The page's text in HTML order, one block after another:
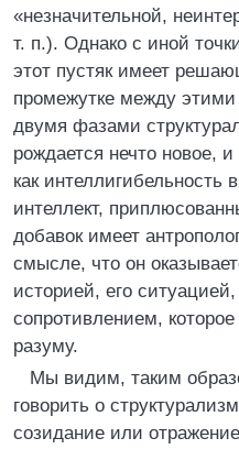
«незначительной,
т. п.). Однако с иной
этот пустяк имеет
промежутке между
двумя фазами
рождается нечто новое,
как
интеллект,
добавок имеет
смысле, что он
историей, его
сопротивлением,
разуму.
Мы видим, таким
говорить о
созидание или